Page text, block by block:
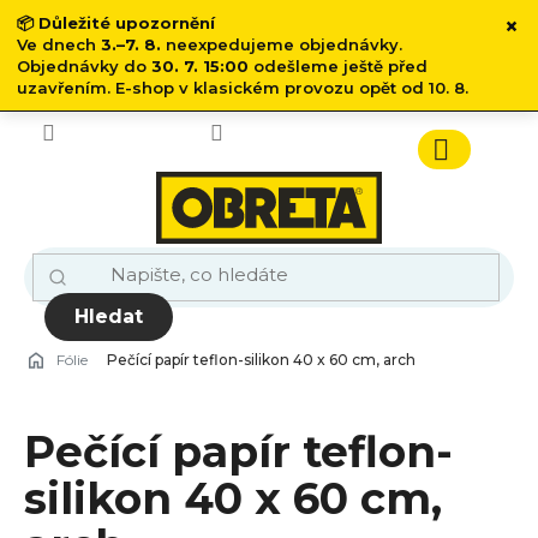
📦 Důležité upozornění
Ve dnech 3.–7. 8. neexpedujeme objednávky.
Objednávky do 30. 7. 15:00 odešleme ještě před
uzavřením. E-shop v klasickém provozu opět od 10. 8.
×
Přejít
obsah
Hledat
Nákupní
košík
Fólie Pečící papír teflon-silikon 40 x 60 cm, arch
Pečící papír teflon-
silikon 40 x 60 cm,